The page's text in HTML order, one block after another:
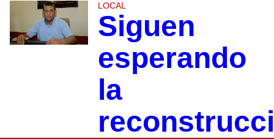
LOCAL
Siguen
esperando
la